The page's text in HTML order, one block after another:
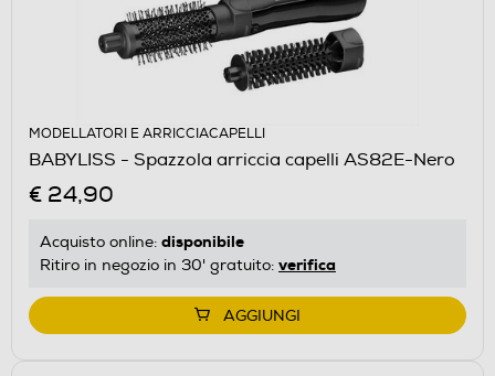
MODELLATORI E ARRICCIACAPELLI
BABYLISS - Spazzola arriccia capelli AS82E-Nero
€ 24,90
Acquisto online: disponibile
Ritiro in negozio in 30' gratuito: verifica
AGGIUNGI